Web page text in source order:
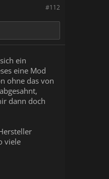
#112
ein
eine Mod
ohne das von
dann doch
viele